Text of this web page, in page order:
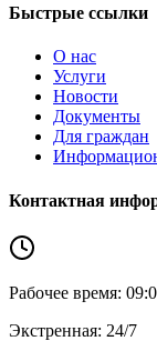
Быстрые ссылки
О нас
Услуги
Новости
Документы
Для граждан
Контактная
Рабочее время:
Экстренная: 24/7